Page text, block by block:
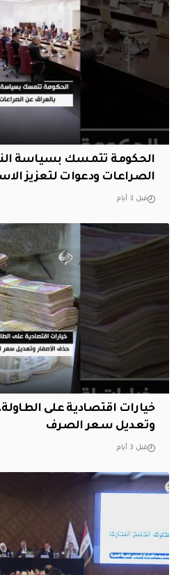
الحكومة تتمسك بسياسة
الصراعات ودعوات لتعزيز
قبل 3 أيام
خيارات اقتصادية على
وتعديل سعر الصرف
قبل 3 أيام